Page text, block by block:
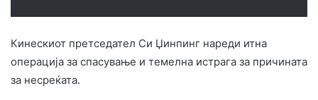
Кинескиот претседател Си Џинпинг нареди итна
операција за спасување и темелна истрага за причината
за несреќата.